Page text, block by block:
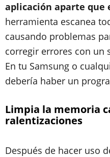
aplicación aparte que
herramienta escanea
causando problemas
corregir errores con un
En tu Samsung o
debería haber un
Limpia la memoria
ralentizaciones
Después de hacer uso